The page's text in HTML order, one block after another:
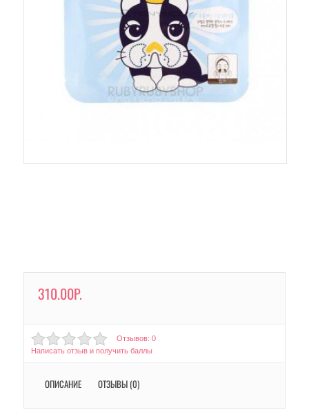
310.00Р.
Отзывов: 0
Написать отзыв и получить баллы
ОПИСАНИЕ ОТЗЫВЫ (0)